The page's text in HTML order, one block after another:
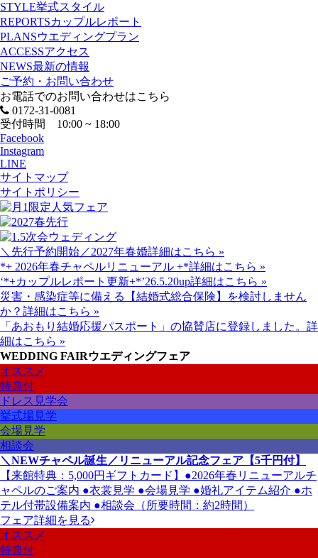
STYLE挙式スタイル
REPORTSカップルレポート
PLANSウエディングプラン
ACCESSアクセス
NEWS最新の情報
ご予約・お問い合わせ
お電話でのお問い合わせはこちら
0172-31-0081
受付時間 10:00 ~ 18:00
Facebook
Instagram
LINE
サイトマップ
サイトポリシー
＼先行予約開始／2027年春婚詳細はこちら »
*+ 2026年春チャペルリニューアル +*詳細はこちら »
‘*+カップルレポート更新+*’26.5.20up詳細はこちら »
災害・感染症等に備える【結婚式総合保険】を検討しません
か？ 詳細はこちら »
「あおもり結婚応援パスポート」の協賛店に登録しました。 詳
細はこちら »
WEDDING FAIRウエディングフェア
オススメ
特典付
ドレス見学会
挙式場見学
会場見学
相談会
＼NEWチャペル誕生／リニューアル記念フェア【5千円付】
【来館特典：5,000円ギフトカード】●2026年春リニューアルチ
ャペルのご案内 ●衣裳見学 ●会場見学 ●婚礼アイテム紹介 ●ホ
テル付帯設備案内 ●相談会（所要時間：約2時間）
フェア詳細を見る
オススメ
特典付